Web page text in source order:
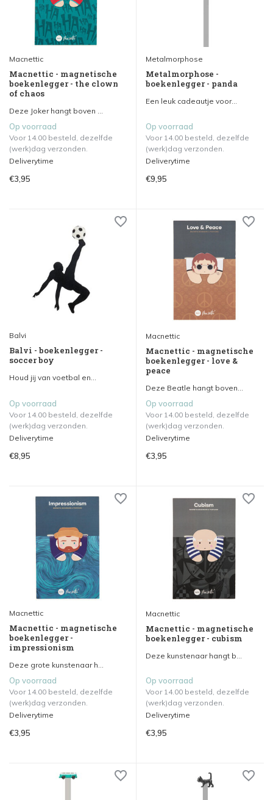
Macnettic
Macnettic - magnetische
boekenlegger - the clown
of chaos
Deze Joker hangt boven ...
Op voorraad
Voor 14.00 besteld, dezelfde
(werk)dag verzonden.
Deliverytime
€3,95
Metalmorphose
Metalmorphose -
boekenlegger - panda
Een leuk cadeautje voor...
Op voorraad
Voor 14.00 besteld, dezelfde
(werk)dag verzonden.
Deliverytime
€9,95
Balvi
Balvi - boekenlegger -
soccer boy
Houd jij van voetbal en...
Op voorraad
Voor 14.00 besteld, dezelfde
(werk)dag verzonden.
Deliverytime
€8,95
Macnettic
Macnettic - magnetische
boekenlegger - love &
peace
Deze Beatle hangt boven...
Op voorraad
Voor 14.00 besteld, dezelfde
(werk)dag verzonden.
Deliverytime
€3,95
Macnettic
Macnettic - magnetische
boekenlegger -
impressionism
Deze grote kunstenaar h...
Op voorraad
Voor 14.00 besteld, dezelfde
(werk)dag verzonden.
Deliverytime
€3,95
Macnettic
Macnettic - magnetische
boekenlegger - cubism
Deze kunstenaar hangt b...
Op voorraad
Voor 14.00 besteld, dezelfde
(werk)dag verzonden.
Deliverytime
€3,95